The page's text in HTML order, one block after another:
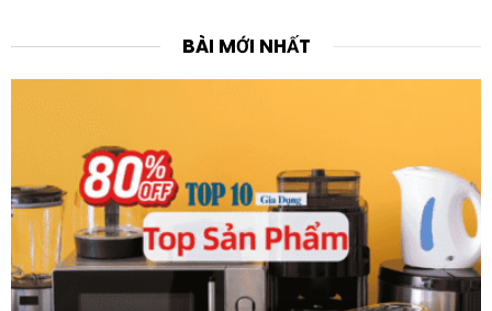
BÀI MỚI NHẤT